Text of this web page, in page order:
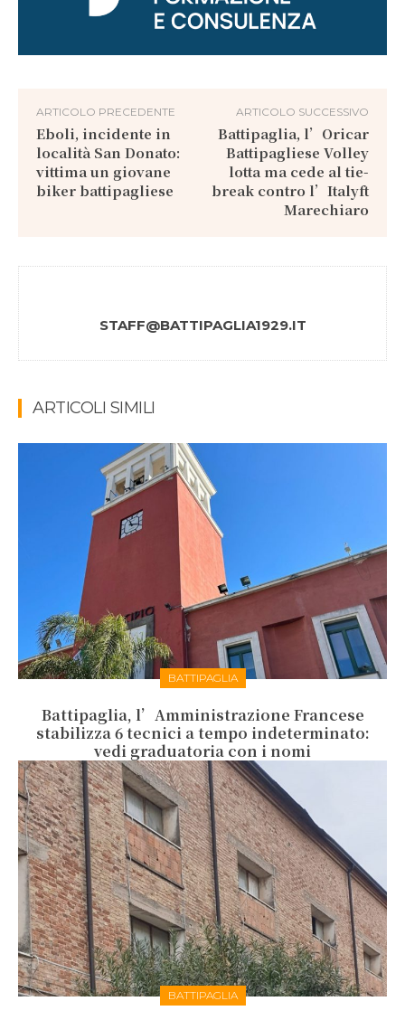
ARTICOLO PRECEDENTE
Eboli, incidente in
località San Donato:
vittima un giovane
biker battipagliese
ARTICOLO SUCCESSIVO
Battipaglia, l’Oricar
Battipagliese Volley
lotta ma cede al tie-
break contro l’Italyft
Marechiaro
STAFF@BATTIPAGLIA1929.IT
ARTICOLI SIMILI
BATTIPAGLIA
Battipaglia, l’Amministrazione Francese
stabilizza 6 tecnici a tempo indeterminato:
vedi graduatoria con i nomi
BATTIPAGLIA